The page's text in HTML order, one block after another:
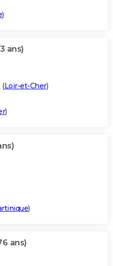
)
ans)
(Loir-et-Cher)
)
)
ans)